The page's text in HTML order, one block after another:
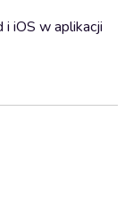
i iOS w aplikacji